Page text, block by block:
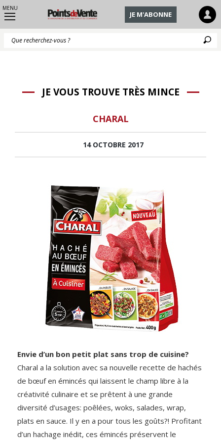
MENU
JE M'ABONNE
JE VOUS TROUVE TRÈS MINCE
CHARAL
14 OCTOBRE 2017
Envie d’un bon petit plat sans trop de cuisine?
Charal a la solution avec sa nouvelle recette de hachés
de bœuf en émincés qui laissent le champ libre à la
créativité culinaire et se prêtent à une grande
diversité d’usages: poêlées, woks, salades, wrap,
plats en sauce. Il y en a pour tous les goûts?! Profitant
d’un hachage inédit, ces émincés préservent le